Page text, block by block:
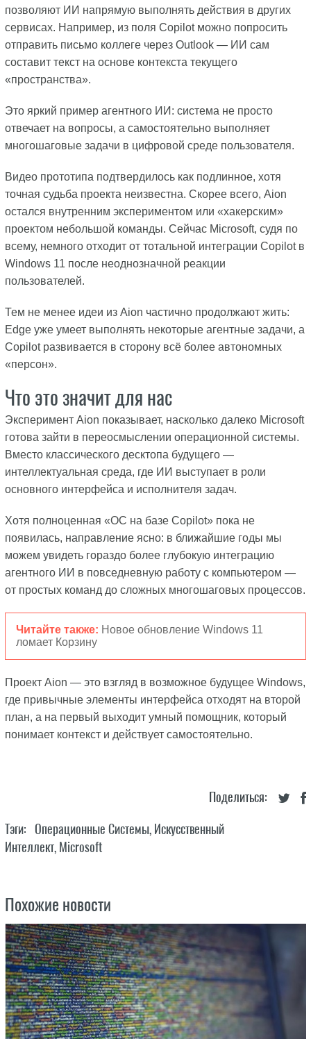
позволяют ИИ напрямую выполнять действия в других
сервисах. Например, из поля Copilot можно попросить
отправить письмо коллеге через Outlook — ИИ сам
составит текст на основе контекста текущего
«пространства».
Это яркий пример агентного ИИ: система не просто
отвечает на вопросы, а самостоятельно выполняет
многошаговые задачи в цифровой среде пользователя.
Видео прототипа подтвердилось как подлинное, хотя
точная судьба проекта неизвестна. Скорее всего, Aion
остался внутренним экспериментом или «хакерским»
проектом небольшой команды. Сейчас Microsoft, судя по
всему, немного отходит от тотальной интеграции Copilot в
Windows 11 после неоднозначной реакции
пользователей.
Тем не менее идеи из Aion частично продолжают жить:
Edge уже умеет выполнять некоторые агентные задачи, а
Copilot развивается в сторону всё более автономных
«персон».
Что это значит для нас
Эксперимент Aion показывает, насколько далеко Microsoft
готова зайти в переосмыслении операционной системы.
Вместо классического десктопа будущего —
интеллектуальная среда, где ИИ выступает в роли
основного интерфейса и исполнителя задач.
Хотя полноценная «ОС на базе Copilot» пока не
появилась, направление ясно: в ближайшие годы мы
можем увидеть гораздо более глубокую интеграцию
агентного ИИ в повседневную работу с компьютером —
от простых команд до сложных многошаговых процессов.
Читайте также: Новое обновление Windows 11
ломает Корзину
Проект Aion — это взгляд в возможное будущее Windows,
где привычные элементы интерфейса отходят на второй
план, а на первый выходит умный помощник, который
понимает контекст и действует самостоятельно.
Поделиться:
Тэги: Операционные Системы, Искусственный
Интеллект, Microsoft
Похожие новости